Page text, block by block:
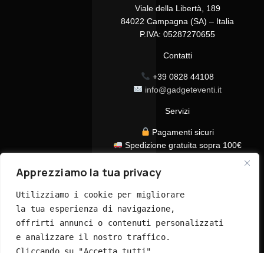
Apprezziamo la tua privacy
Utilizziamo i cookie per migliorare
la tua esperienza di navigazione,
offrirti annunci o contenuti personalizzati
e analizzare il nostro traffico.
Viale della Libertà, 189
84022 Campagna (SA) – Italia
P.IVA: 05287270655
Contatti
+39 0828 44108
info@gadgeteventi.it
Servizi
Pagamenti sicuri
Spedizione gratuita sopra 100€
Assistenza clienti dedicata